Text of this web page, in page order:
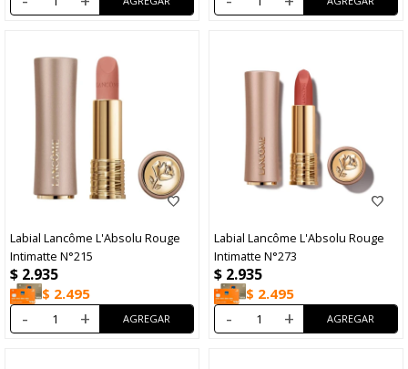
Labial Lancôme L'Absolu Rouge
Intimatte N°215
$ 2.935
$ 2.495
- +
Labial Lancôme L'Absolu Rouge
Intimatte N°273
$ 2.935
$ 2.495
- +